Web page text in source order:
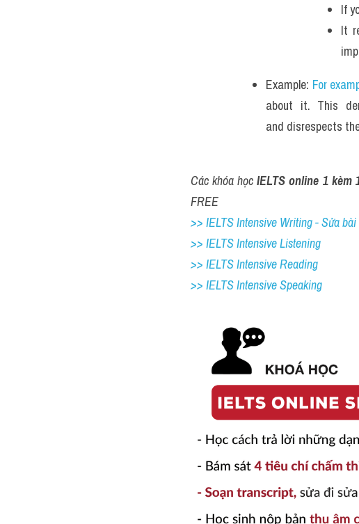
If
It
Example: For
about it. This
and disrespects
Các khóa học IELTS online 1 kèm
FREE
>> IELTS Intensive Writing - Sửa
>> IELTS Intensive Listening
>> IELTS Intensive Reading
>> IELTS Intensive Speaking